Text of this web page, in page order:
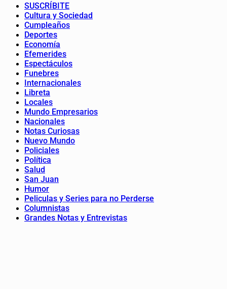
SUSCRÍBITE
Cultura y Sociedad
Cumpleaños
Deportes
Economía
Efemerides
Espectáculos
Funebres
Internacionales
Libreta
Locales
Mundo Empresarios
Nacionales
Notas Curiosas
Nuevo Mundo
Policiales
Política
Salud
San Juan
Humor
Peliculas y Series para no Perderse
Columnistas
Grandes Notas y Entrevistas